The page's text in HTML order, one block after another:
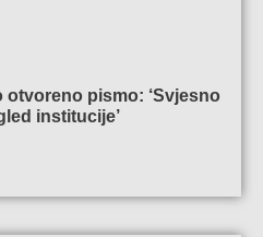
pismo: ‘Svjesno
institucije’